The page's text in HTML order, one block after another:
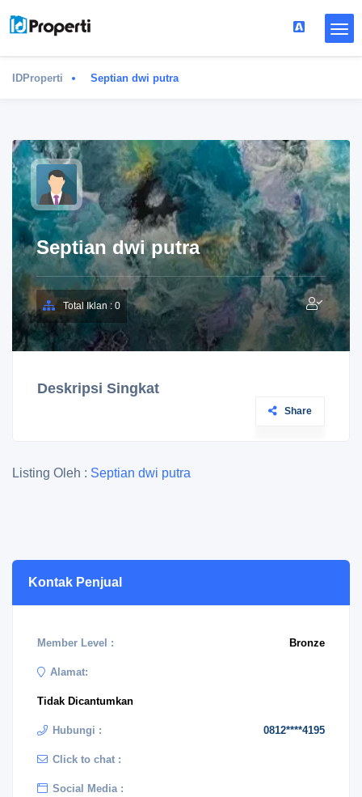
IDProperti Septian dwi putra
Septian dwi putra
Total Iklan : 0
Deskripsi Singkat
Share
Listing Oleh : Septian dwi putra
Kontak Penjual
Member Level : Bronze
Alamat:
Tidak Dicantumkan
Hubungi : 0812****4195
Click to chat :
Social Media :